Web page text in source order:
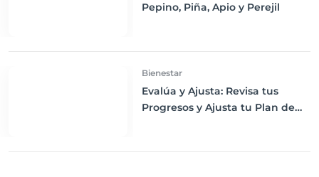
Pepino, Piña, Apio y Perejil
Bienestar
Evalúa y Ajusta: Revisa tus
Progresos y Ajusta tu Plan de